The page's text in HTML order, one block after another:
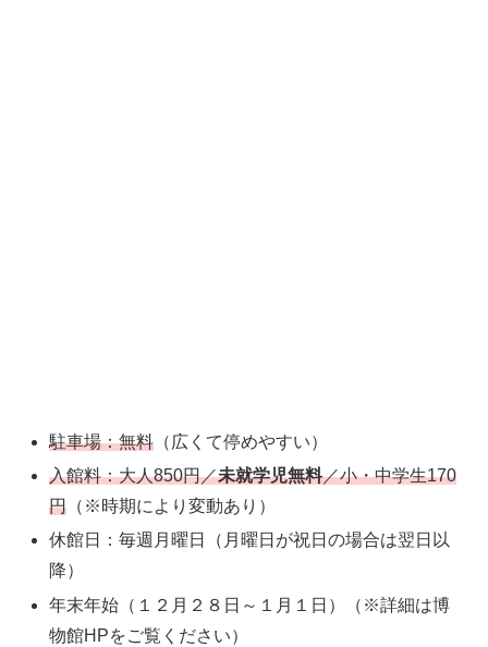
駐車場：無料 （広くて停めやすい）
入館料：大人850円／未就学児無料／小・中学生170
円 （※時期により変動あり）
休館日：毎週月曜日（月曜日が祝日の場合は翌日以
降）
年末年始（１２月２８日～１月１日）（※詳細は博
物館HPをご覧ください）